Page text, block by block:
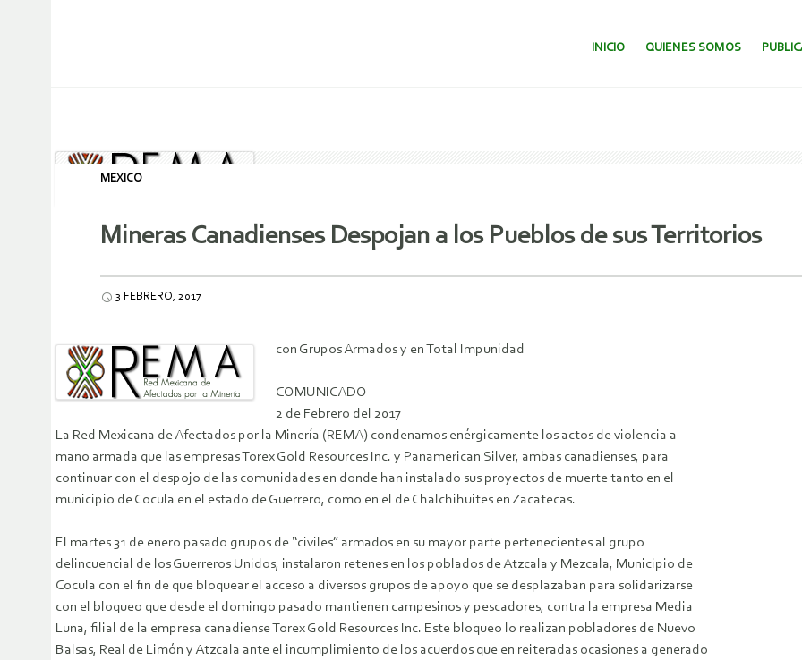
SALTAR AL CONTENIDO.
INICIO QUIENES SOMOS
MEXICO
Mineras Canadienses Despojan a los Pueblos de sus Territorios
3 FEBRERO, 2017
con Grupos Armados y en Total Impunidad
COMUNICADO
2 de Febrero del 2017
La Red Mexicana de Afectados por la Minería (REMA) condenamos enérgicamente los actos de violencia a
mano armada que las empresas Torex Gold Resources Inc. y Panamerican Silver, ambas canadienses, para
continuar con el despojo de las comunidades en donde han instalado sus proyectos de muerte tanto en el
municipio de Cocula en el estado de Guerrero, como en el de Chalchihuites en Zacatecas.
El martes 31 de enero pasado grupos de “civiles” armados en su mayor parte pertenecientes al grupo
delincuencial de los Guerreros Unidos, instalaron retenes en los poblados de Atzcala y Mezcala, Municipio de
Cocula con el fin de que bloquear el acceso a diversos grupos de apoyo que se desplazaban para solidarizarse
con el bloqueo que desde el domingo pasado mantienen campesinos y pescadores, contra la empresa Media
Luna, filial de la empresa canadiense Torex Gold Resources Inc. Este bloqueo lo realizan pobladores de Nuevo
Balsas, Real de Limón y Atzcala ante el incumplimiento de los acuerdos que en reiteradas ocasiones a generado